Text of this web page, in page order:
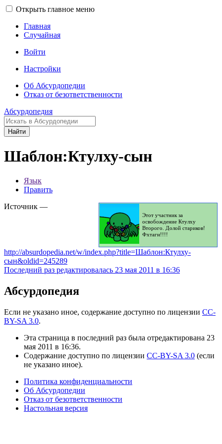
Открыть главное меню
Главная
Случайная
Войти
Настройки
Об Абсурдопедии
Отказ от безответственности
Абсурдопедия
Найти
Шаблон:Ктулху-сын
Язык
Править
Этот участник за
освобождение Ктулху
Второго. Долой стариков!
Фхтагн!!!!
Источник —
http://absurdopedia.net/w/index.php?title=Шаблон:Ктулху-
сын&oldid=245289
Последний раз редактировалась 23 мая 2011 в 16:36
Абсурдопедия
Если не указано иное, содержание доступно по лицензии CC-
BY-SA 3.0.
Эта страница в последний раз была отредактирована 23
мая 2011 в 16:36.
Содержание доступно по лицензии CC-BY-SA 3.0 (если
не указано иное).
Политика конфиденциальности
Об Абсурдопедии
Отказ от безответственности
Настольная версия